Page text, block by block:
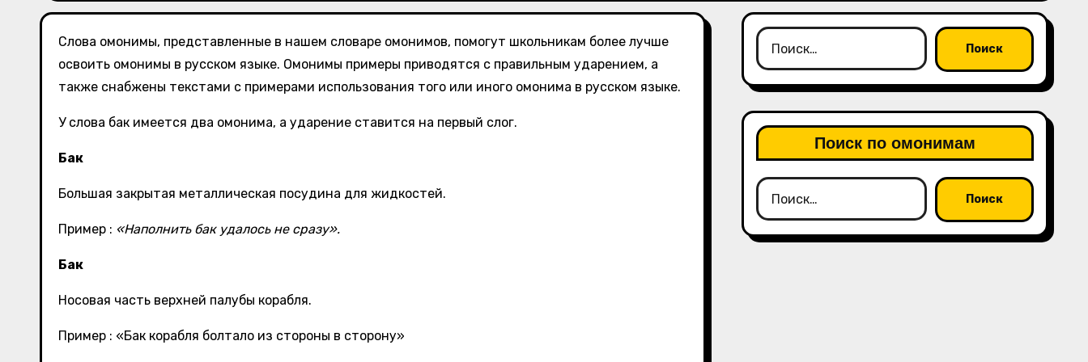
Слова омонимы, представленные в нашем словаре омонимов, помогут школьникам более лучше
освоить омонимы в русском языке. Омонимы примеры приводятся с правильным ударением, а
также снабжены текстами с примерами использования того или иного омонима в русском языке.
У слова бак имеется два омонима, а ударение ставится на первый слог.
Бак
Большая закрытая металлическая посудина для жидкостей.
Пример : «Наполнить бак удалось не сразу».
Бак
Носовая часть верхней палубы корабля.
Пример : «Бак корабля болтало из стороны в сторону»
Найти:
Поиск по омонимам
Найти: